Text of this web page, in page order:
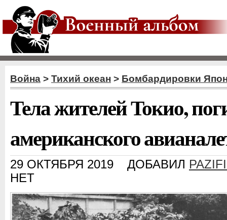
Война > Тихий океан > Бомбардировки
Тела жителей Токио,
американского
29 ОКТЯБРЯ 2019 ДОБАВИЛ
НЕТ